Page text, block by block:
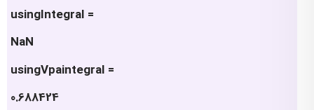
usingIntegral =
NaN
usingVpaintegral =
0.688424